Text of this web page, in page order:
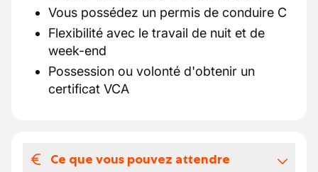
Vous possédez un permis de conduire C
Flexibilité avec le travail de nuit et de
week-end
Possession ou volonté d'obtenir un
certificat VCA
Ce que vous pouvez attendre